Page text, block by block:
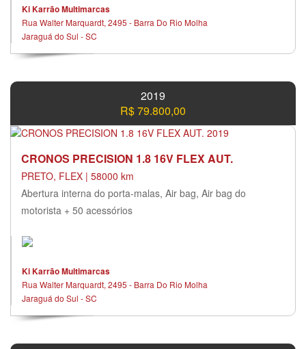
Ki Karrão Multimarcas
Rua Walter Marquardt, 2495 - Barra Do Rio Molha
Jaraguá do Sul - SC
2019
R$ 79.800,00
CRONOS PRECISION 1.8 16V FLEX AUT.
PRETO, FLEX | 58000 km
Abertura interna do porta-malas, Air bag, Air bag do
motorista + 50 acessórios
Ki Karrão Multimarcas
Rua Walter Marquardt, 2495 - Barra Do Rio Molha
Jaraguá do Sul - SC